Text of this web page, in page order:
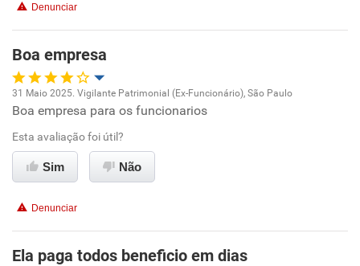
Denunciar
Boa empresa
Oportunidade de promoção
Ambiente de trabalho
Benefícios
31 Maio 2025. Vigilante Patrimonial (Ex-Funcionário), São Paulo
Boa empresa para os funcionarios
Esta avaliação foi útil?
Sim Não
Denunciar
Ela paga todos beneficio em dias